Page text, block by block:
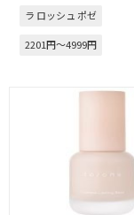
ラ ロッシュ ポゼ
2201円～4999円